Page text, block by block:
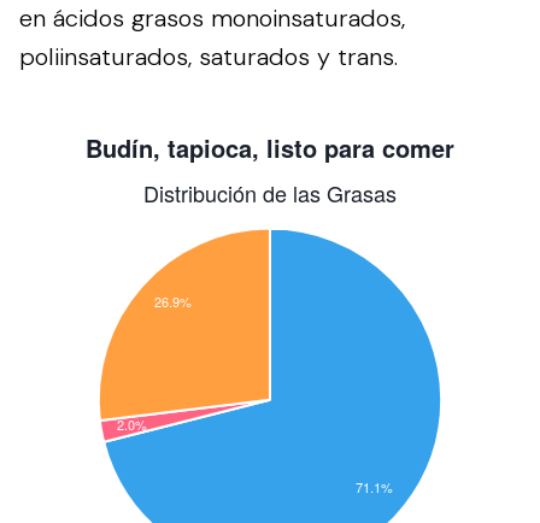
en ácidos grasos monoinsaturados,
poliinsaturados, saturados y trans.